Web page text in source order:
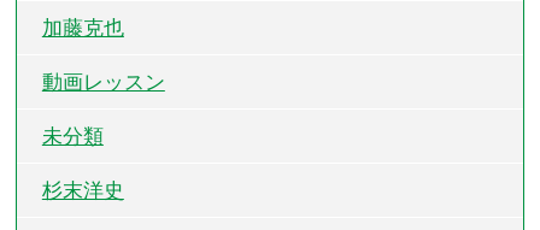
加藤克也
動画レッスン
未分類
杉末洋史